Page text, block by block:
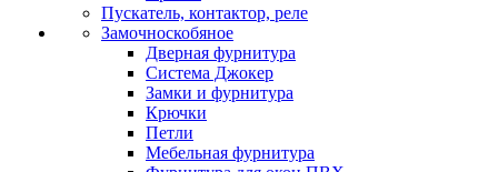
Пускатель, контактор, реле
Замочноскобяное
Дверная фурнитура
Система Джокер
Замки и фурнитура
Крючки
Петли
Мебельная фурнитура